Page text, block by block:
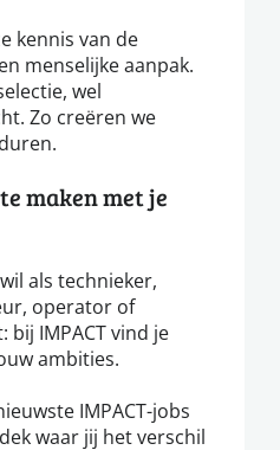
kennis van de
menselijke aanpak.
wel
Zo creëren we
maken met je
als technieker,
operator of
IMPACT vind je
ambities.
IMPACT-jobs
waar jij het verschil